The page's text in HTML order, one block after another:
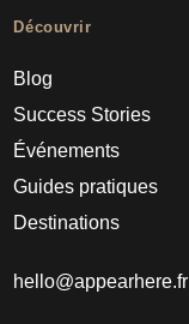
Découvrir
Blog
Success Stories
Événements
Guides pratiques
Destinations
hello@appearhere.fr